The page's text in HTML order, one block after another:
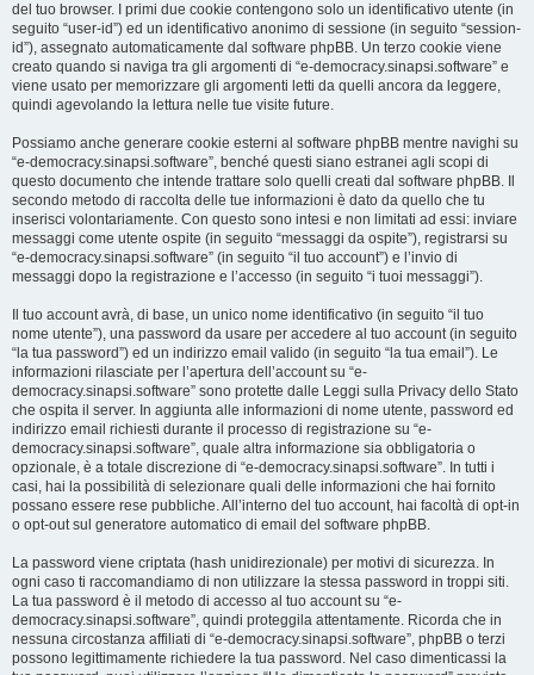
del tuo browser. I primi due cookie contengono solo un identificativo utente (in
seguito “user-id”) ed un identificativo anonimo di sessione (in seguito “session-
id”), assegnato automaticamente dal software phpBB. Un terzo cookie viene
creato quando si naviga tra gli argomenti di “e-democracy.sinapsi.software” e
viene usato per memorizzare gli argomenti letti da quelli ancora da leggere,
quindi agevolando la lettura nelle tue visite future.
Possiamo anche generare cookie esterni al software phpBB mentre navighi su
“e-democracy.sinapsi.software”, benché questi siano estranei agli scopi di
questo documento che intende trattare solo quelli creati dal software phpBB. Il
secondo metodo di raccolta delle tue informazioni è dato da quello che tu
inserisci volontariamente. Con questo sono intesi e non limitati ad essi: inviare
messaggi come utente ospite (in seguito “messaggi da ospite”), registrarsi su
“e-democracy.sinapsi.software” (in seguito “il tuo account”) e l’invio di
messaggi dopo la registrazione e l’accesso (in seguito “i tuoi messaggi”).
Il tuo account avrà, di base, un unico nome identificativo (in seguito “il tuo
nome utente”), una password da usare per accedere al tuo account (in seguito
“la tua password”) ed un indirizzo email valido (in seguito “la tua email”). Le
informazioni rilasciate per l’apertura dell’account su “e-
democracy.sinapsi.software” sono protette dalle Leggi sulla Privacy dello Stato
che ospita il server. In aggiunta alle informazioni di nome utente, password ed
indirizzo email richiesti durante il processo di registrazione su “e-
democracy.sinapsi.software”, quale altra informazione sia obbligatoria o
opzionale, è a totale discrezione di “e-democracy.sinapsi.software”. In tutti i
casi, hai la possibilità di selezionare quali delle informazioni che hai fornito
possano essere rese pubbliche. All’interno del tuo account, hai facoltà di opt-in
o opt-out sul generatore automatico di email del software phpBB.
La password viene criptata (hash unidirezionale) per motivi di sicurezza. In
ogni caso ti raccomandiamo di non utilizzare la stessa password in troppi siti.
La tua password è il metodo di accesso al tuo account su “e-
democracy.sinapsi.software”, quindi proteggila attentamente. Ricorda che in
nessuna circostanza affiliati di “e-democracy.sinapsi.software”, phpBB o terzi
possono legittimamente richiedere la tua password. Nel caso dimenticassi la